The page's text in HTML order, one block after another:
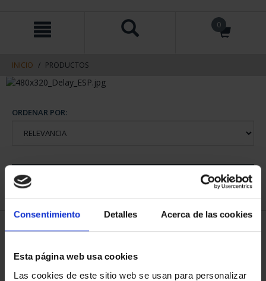
Consentimiento Detalles Acerca de las cookies
Esta página web usa cookies
Las cookies de este sitio web se usan para personalizar
contenido
navegacin
0
INICIO PRODUCTOS
ORDENAR POR:
1 Productos encontrados